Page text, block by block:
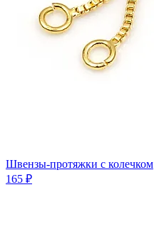
Швензы-протяжки с колечком
165 ₽